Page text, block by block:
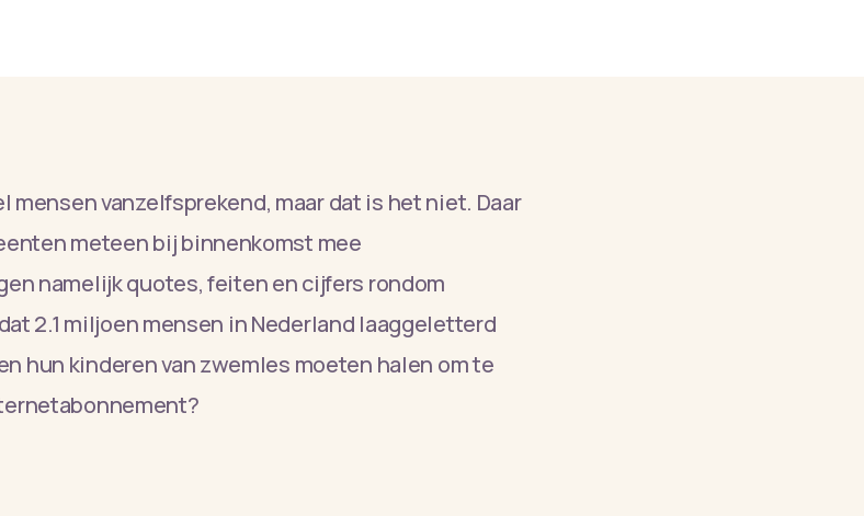
vanzelfsprekend, maar dat is het niet. Daar
meteen bij binnenkomst mee
namelijk quotes, feiten en cijfers rondom
2.1 miljoen mensen in Nederland laaggeletterd
hun kinderen van zwemles moeten halen om te